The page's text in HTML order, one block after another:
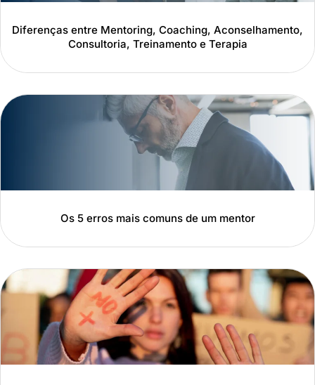
Diferenças entre Mentoring, Coaching, Aconselhamento,
Consultoria, Treinamento e Terapia
Os 5 erros mais comuns de um mentor